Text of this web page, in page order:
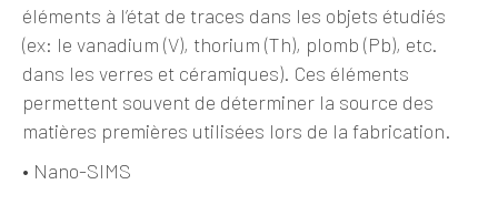
éléments à l’état de traces dans les objets étudiés
(ex: le vanadium (V), thorium (Th), plomb (Pb), etc.
dans les verres et céramiques). Ces éléments
permettent souvent de déterminer la source des
matières premières utilisées lors de la fabrication.
• Nano-SIMS